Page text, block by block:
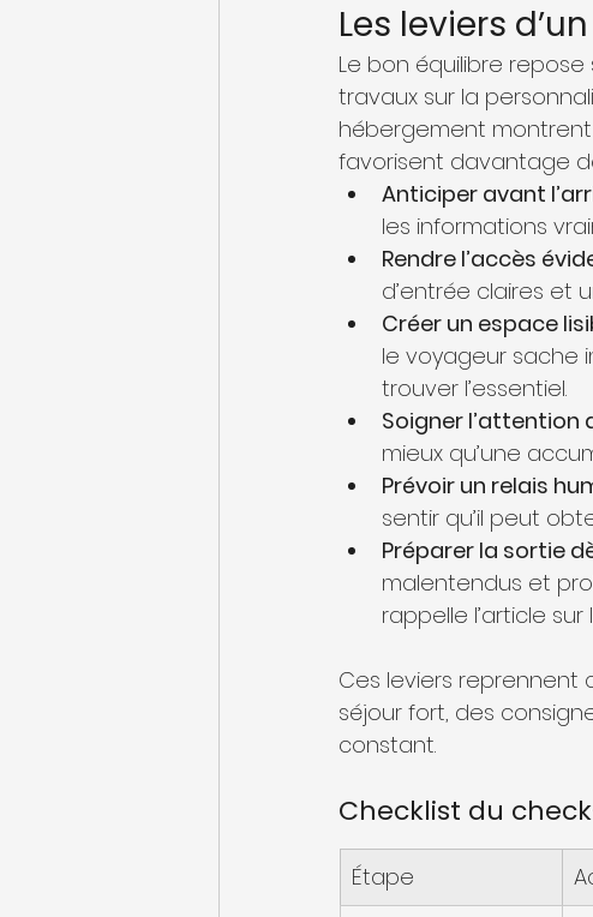
Les leviers
Le bon équilibre repose
travaux sur la
hébergement
favorisent davantage
Anticiper avant
les informations
Rendre l’accès
d’entrée claires et
Créer un espace
le voyageur sache
trouver l’essentiel.
Soigner l’attention
mieux qu’une
Prévoir un relais
sentir qu’il peut
Préparer la sortie
malentendus et
rappelle l’article
Ces leviers reprennent
séjour fort, des
constant.
Checklist du
Étape